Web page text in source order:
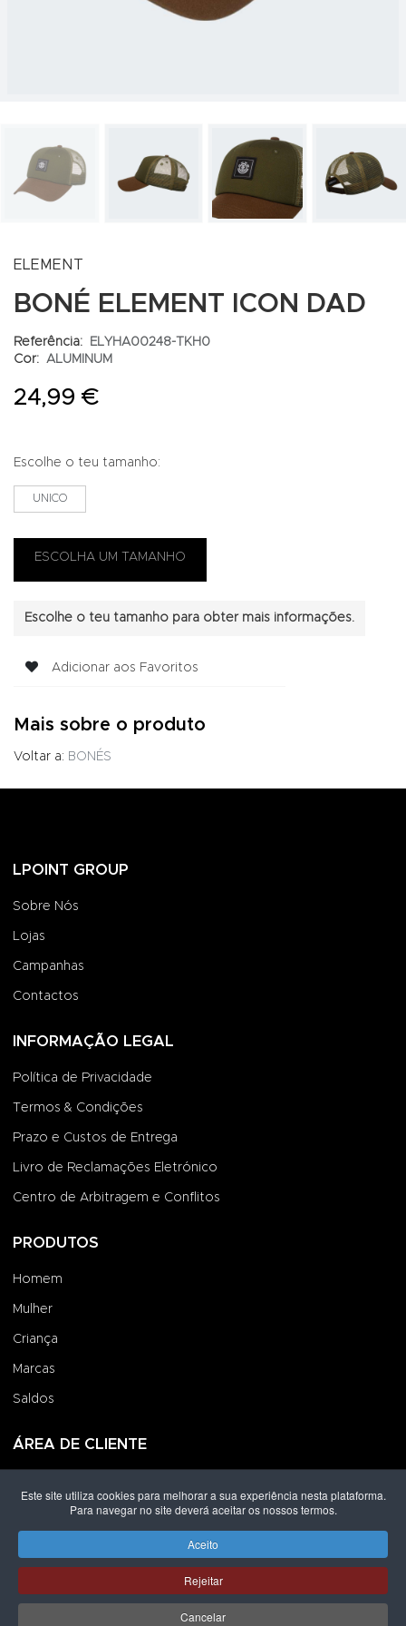
ELEMENT
BONÉ ELEMENT ICON DAD
Referência:
ELYHA00248-TKH0
Cor:
ALUMINUM
24,99 €
Escolhe o teu tamanho:
UNICO
Escolhe o teu tamanho para obter mais informações.
Adicionar aos Favoritos
Mais sobre o produto
Voltar a: BONÉS
LPOINT GROUP
Sobre Nós
Lojas
Campanhas
Contactos
INFORMAÇÃO LEGAL
Política de Privacidade
Termos & Condições
Prazo e Custos de Entrega
Livro de Reclamações Eletrónico
Centro de Arbitragem e Conflitos
PRODUTOS
Homem
Mulher
Criança
Marcas
Saldos
ÁREA DE CLIENTE
Criar uma Conta
Direitos de autor © 2026 Grupo Lpoint® Footwear & Co.. Todos os
direitos reservados.
Este site utiliza cookies para melhorar a sua experiência nesta plataforma.
Para navegar no site deverá aceitar os nossos termos.
Aceito
Rejeitar
Cancelar